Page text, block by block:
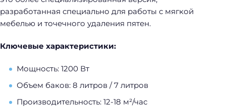
разработанная специально для работы с мягкой
мебелью и точечного удаления пятен.
Ключевые характеристики:
Мощность: 1200 Вт
Объем баков: 8 литров / 7 литров
Производительность: 12-18 м²/час